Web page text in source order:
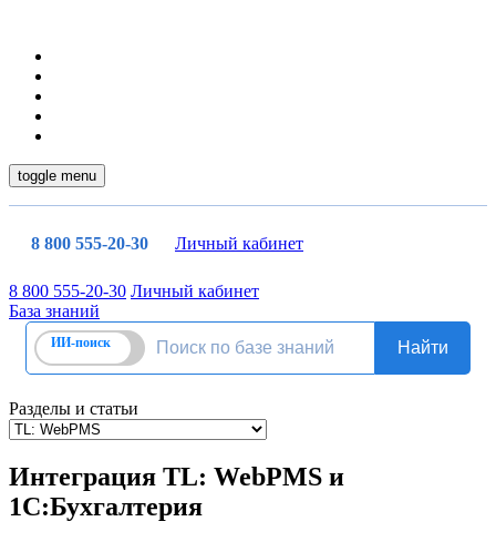
toggle menu
8 800 555-20-30 Личный кабинет
8 800 555-20-30 Личный кабинет
База знаний
Разделы и статьи
Интеграция TL: WebPMS и
1С:Бухгалтерия